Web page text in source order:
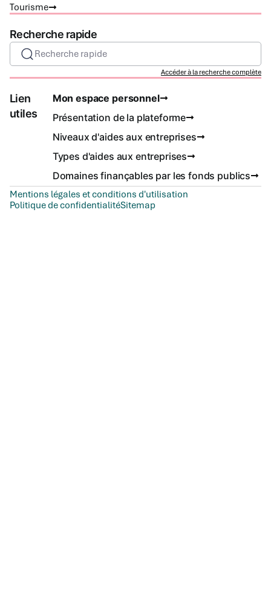
Tourisme
Recherche rapide
Recherche rapide
Accéder à la recherche complète
Lien
utiles
Mon espace personnel
Présentation de la plateforme
Niveaux d'aides aux entreprises
Types d'aides aux entreprises
Domaines finançables par les fonds publics
Mentions légales et conditions d'utilisation
Politique de confidentialitéSitemap